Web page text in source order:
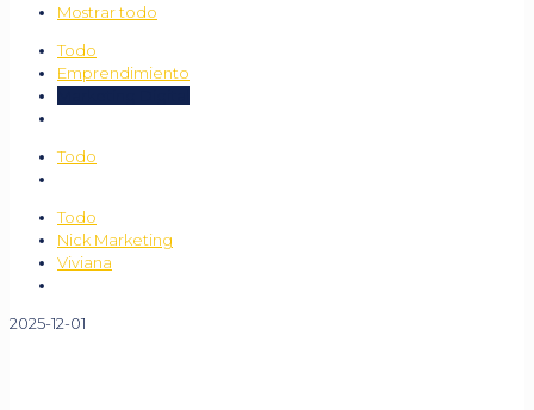
Mostrar todo
Todo
Emprendimiento
Todo
Todo
Nick Marketing
Viviana
2025-12-01